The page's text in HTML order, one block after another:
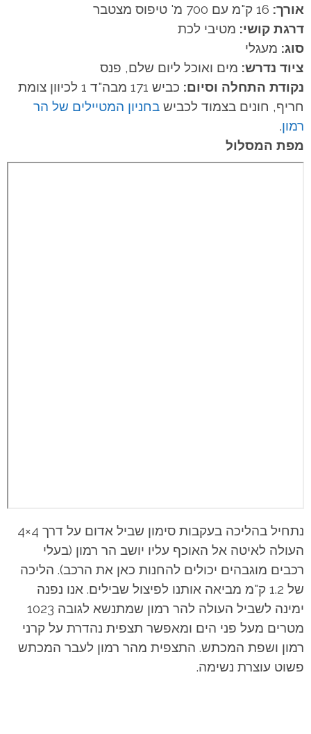
אורך:
דרגת קושי: מטיבי לכת
סוג: מעגלי
ציוד נדרש: מים ואוכל ליום שלם, פנס
נקודת התחלה וסיום:
כביש 171 מבה"ד 1 לכיוון צומת
חריף, חונים בצמוד לכביש בחניון המטיילים של הר
רמון.
מפת המסלול
נתחיל בהליכה בעקבות סימון שביל אדום על דרך 4×4
העולה לאיטה אל האוכף עליו יושב הר רמון (בעלי
רכבים מוגבהים יכולים להחנות כאן את הרכב). הליכה
של 1.2 ק"מ מביאה אותנו לפיצול שבילים. אנו נפנה
ימינה לשביל העולה להר רמון שמתנשא לגובה 1023
מטרים מעל פני הים ומאפשר תצפית נהדרת על קרני
רמון ושפת המכתש. התצפית מהר רמון לעבר המכתש
פשוט עוצרת נשימה.